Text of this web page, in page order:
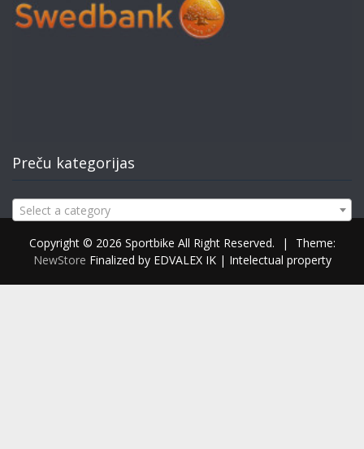
Preču kategorijas
Select a category
Copyright © 2026 Sportbike All Right Reserved. |
Theme:
NewStore Finalized by EDVALEX IK | Intelectual property